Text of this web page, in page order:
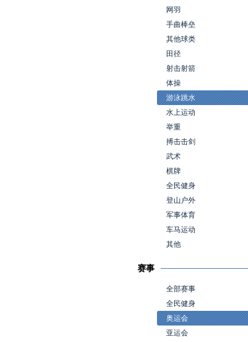
网羽
手曲棒垒
其他球类
田径
射击射箭
体操
游泳跳水
水上运动
举重
搏击击剑
武术
棋牌
全民健身
登山户外
军事体育
车马运动
其他
赛事
全部赛事
全民健身
奥运会
亚运会